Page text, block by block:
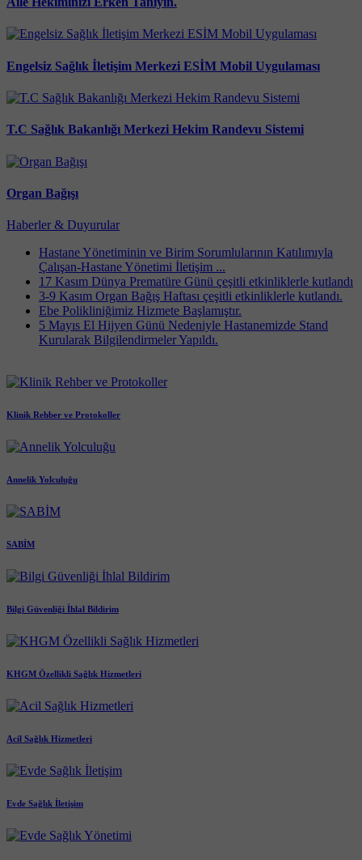
Engelsiz Sağlık İletişim Merkezi ESİM Mobil Uygulaması
T.C Sağlık Bakanlığı Merkezi Hekim Randevu Sistemi
Organ Bağışı
Haberler & Duyurular
Hastane Yönetiminin ve Birim Sorumlularının Katılımıyla
Çalışan-Hastane Yönetimi İletişim ...
17 Kasım Dünya Prematüre Günü çeşitli etkinliklerle kutlandı
3-9 Kasım Organ Bağış Haftası çeşitli etkinliklerle kutlandı.
Ebe Polikliniğimiz Hizmete Başlamıştır.
5 Mayıs El Hijyen Günü Nedeniyle Hastanemizde Stand
Kurularak Bilgilendirmeler Yapıldı.
Klinik Rehber ve Protokoller
Annelik Yolculuğu
SABİM
Bilgi Güvenliği İhlal Bildirim
KHGM Özellikli Sağlık Hizmetleri
Acil Sağlık Hizmetleri
Evde Sağlık İletişim